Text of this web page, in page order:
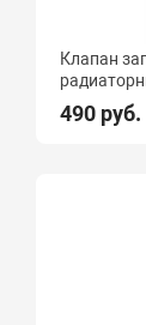
Клапан
490 руб.